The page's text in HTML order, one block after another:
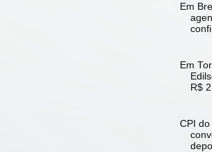
Em
Em
R$
CPI